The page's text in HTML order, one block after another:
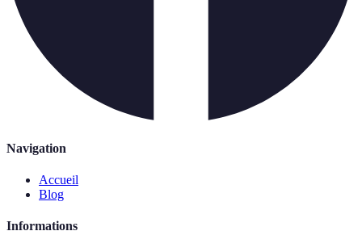
Navigation
Accueil
Blog
Informations